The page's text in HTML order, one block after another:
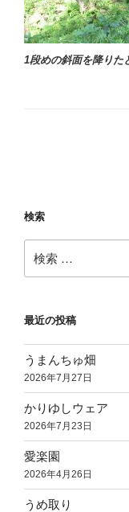
1段めの斜面を降りた
ビ
ー
シ
ン
検索
索:
最近の投稿
うまんちゅ畑
2026年7月27日
かりゆしウェア
2026年7月23日
愛楽園
2026年4月26日
うめ取り